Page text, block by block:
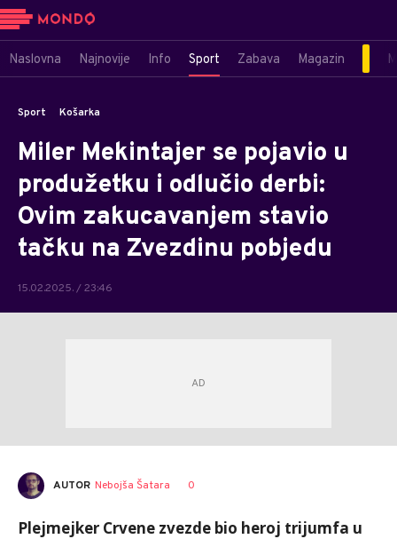
Naslovna Najnovije Info Sport Zabava Magazin
Sport Košarka
Miler Mekintajer se pojavio u
produžetku i odlučio derbi:
Ovim zakucavanjem stavio
tačku na Zvezdinu pobjedu
15.02.2025. / 23:46
AUTOR Nebojša Šatara 0
Plejmejker Crvene zvezde bio heroj trijumfa u